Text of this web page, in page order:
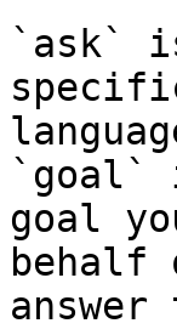
`ask`
`goal`
goal